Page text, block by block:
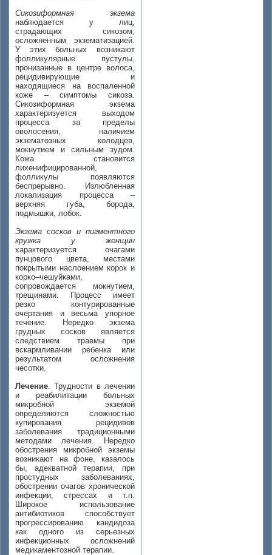
Сикозиформная экзема
наблюдается у лиц,
страдающих сикозом,
осложненным экзематизацией.
У этих больных возникают
фолликулярные пустулы,
пронизанные в центре волоса,
рецидивирующие и
находящиеся на воспаленной
коже – симптомы сикоза.
Сикозиформная экзема
характеризуется выходом
процесса за пределы
оволосения, наличием
экзематозных колодцев,
мокнутием и сильным зудом.
Кожа становится
лихенифицированной,
фолликулы появляются
беспрерывно. Излюбленная
локализация процесса –
верхняя губа, борода,
подмышки, лобок.
Экзема сосков и пигментного
кружка у женщин
характеризуется очагами
пунцового цвета, местами
покрытыми наслоением корок и
корко–чешуйками,
сопровождается мокнутием,
трещинами. Процесс имеет
резко контурированные
очертания и весьма упорное
течение. Нередко экзема
грудных сосков является
следствием травмы при
вскармливании ребенка или
результатом осложнения
чесотки.
Лечение. Трудности в лечении
и реабилитации больных
микробной экземой
определяются сложностью
купирования рецидивов
заболевания традиционными
методами лечения. Нередко
обострения микробной экземы
возникают на фоне, казалось
бы, адекватной терапии, при
простудных заболеваниях,
обострении очагов хронической
инфекции, стрессах и т.п.
Широкое использование
антибиотиков способствует
прогрессированию кандидоза
как одного из серьезных
инфекционных осложнений
медикаментозной терапии.